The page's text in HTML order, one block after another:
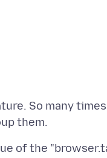
So many
of the